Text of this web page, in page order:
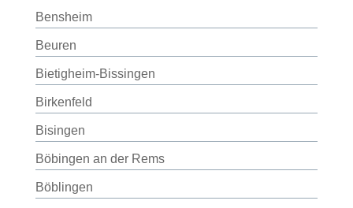
Bensheim
Beuren
Bietigheim-Bissingen
Birkenfeld
Bisingen
Böbingen an der Rems
Böblingen